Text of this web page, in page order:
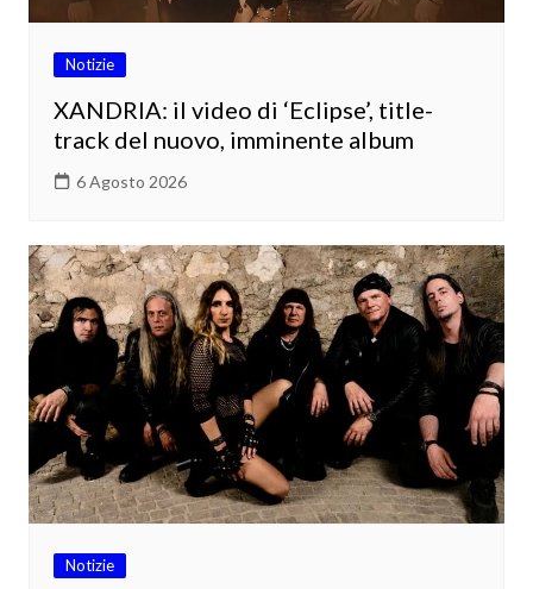
Notizie
XANDRIA: il video di ‘Eclipse’, title-
track del nuovo, imminente album
6 Agosto 2026
Notizie